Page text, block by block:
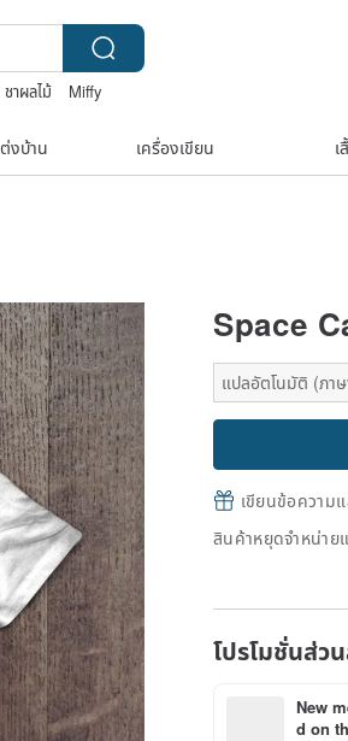
ชาผลไม้
Miffy
งบ้าน เครื่องเขียน เ
Space
แปลอัตโนมัติ (ภา
เขียนข้อความ
สินค้าหยุดจำหน่าย
โปรโมชั่นส่ว
New
d on